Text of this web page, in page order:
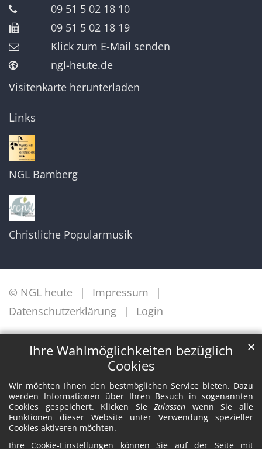
Ihre Wahlmöglichkeiten bezüglich
Cookies
Wir möchten Ihnen den bestmöglichen Service bieten. Dazu
werden Informationen über Ihren Besuch in sogenannten
Cookies gespeichert. Klicken SieZulassen wenn Sie alle
Funktionen dieser Website unter Verwendung spezieller
Cookies aktiveren möchten.
Ihre Cookie-Einstellungen können Sie auf der Seite mit
✕
09 51 5 02 18 10
09 51 5 02 18 19
Klick zum E-Mail senden
ngl-heute.de
Visitenkarte herunterladen
Links
NGL Bamberg
Christliche Popularmusik
© NGL heute
Impressum
Datenschutzerklärung
Login